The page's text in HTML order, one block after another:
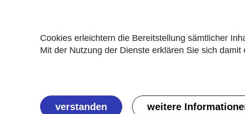
Cookies erleichtern die Bereitstellung sämtlicher
Mit der Nutzung der Dienste erklären Sie sich
verstanden weitere